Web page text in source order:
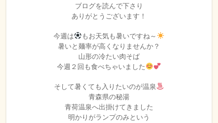
ブログを読んで下さり
ありがとうございます！
今週は
もお天気も暑いですね～
暑いと麺率が高くなりませんか？
山形の冷たい肉そば
今週２回も食べちゃいました
そして暑くても入りたいのが温泉
青森県の秘湯
青荷温泉へ出掛けてきました
明かりがランプのみという